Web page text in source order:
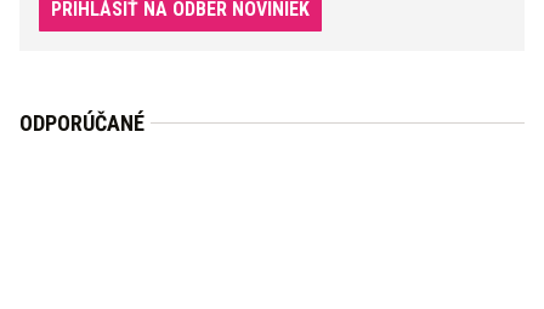
PRIHLÁSIŤ NA ODBER NOVINIEK
ODPORÚČANÉ